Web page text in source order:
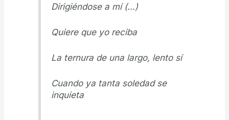
Dirigiéndose a mí (…)
Quiere que yo reciba
La ternura de una largo, lento sí
Cuando ya tanta soledad se
inquieta